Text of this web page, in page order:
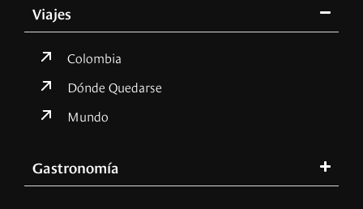
Viajes
Colombia
Dónde Quedarse
Mundo
Gastronomía